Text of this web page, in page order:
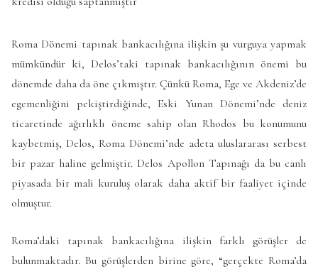
Roma Dönemi tapınak bankacılığına ilişkin şu vurguya yapmak
mümkündür ki, Delos’taki tapınak bankacılığının önemi bu
dönemde daha da öne çıkmıştır. Çünkü Roma, Ege ve Akdeniz’de
egemenliğini pekiştirdiğinde, Eski Yunan Dönemi’nde deniz
ticaretinde ağırlıklı öneme sahip olan Rhodos bu konumunu
kaybetmiş, Delos, Roma Dönemi’nde adeta uluslararası serbest
bir pazar haline gelmiştir. Delos Apollon Tapınağı da bu canlı
piyasada bir mali kuruluş olarak daha aktif bir faaliyet içinde
olmuştur.
Roma’daki tapınak bankacılığına ilişkin farklı görüşler de
bulunmaktadır. Bu görüşlerden birine göre, “gerçekte Roma’da